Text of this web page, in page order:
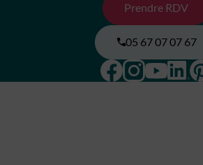
Prendre RDV
05 67 07 07 67
FacebookInstagram
Youtube